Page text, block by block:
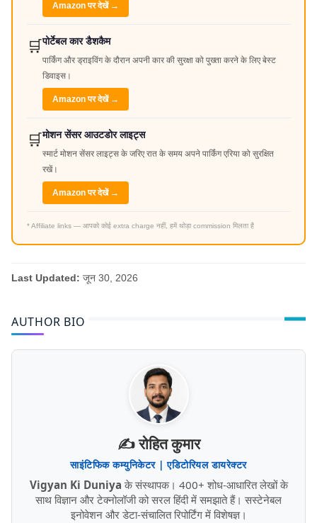
Amazon पर देखें →
🛒पोर्टेबल कार डैशकैम
पार्किंग और ड्राइविंग के दौरान अपनी कार की सुरक्षा को पुख्ता करने के लिए बेस्ट
डिवाइस।
Amazon पर देखें →
🛒मोशन सेंसर आउटडोर लाइट्स
स्मार्ट मोशन सेंसर लाइट्स के जरिए रात के समय अपने पार्किंग एरिया को सुरक्षित
रखें।
Amazon पर देखें →
* Affiliate links — आपको कोई extra charge नहीं, हमें थोड़ा commission मिलता है
Last Updated: जून 30, 2026
AUTHOR BIO
✍️ रोहित कुमार
साइंटिफिक कम्युनिकेटर | एडिटोरियल डायरेक्टर
Vigyan Ki Duniya के संस्थापक। 400+ शोध-आधारित लेखों के
साथ विज्ञान और टेक्नोलॉजी को सरल हिंदी में समझाते हैं। सस्टेनेबल
इनोवेशन और डेटा-संचालित रिपोर्टिंग में विशेषज्ञ।